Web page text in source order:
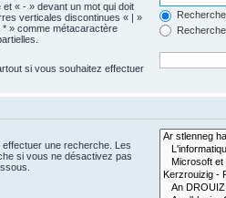
« - » devant un mot qui doit
verticales discontinues « | »
» comme métacaractère
si vous souhaitez effectuer
une recherche. Les
si vous ne désactivez pas